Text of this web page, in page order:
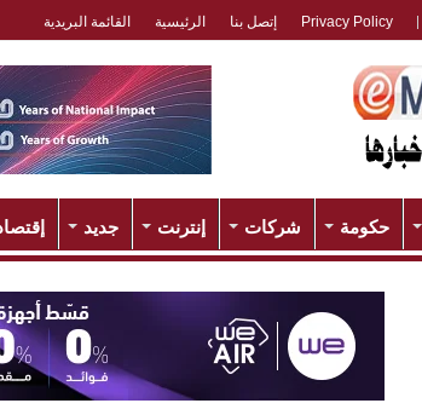
Privacy Policy إتصل بنا الرئيسية القائمة البريدية
حكومة شركات إنترنت جديد